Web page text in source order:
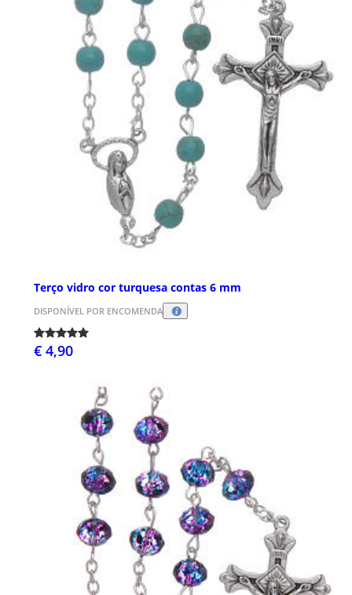
Terço vidro cor turquesa contas 6 mm
DISPONÍVEL POR ENCOMENDA
€ 4,90